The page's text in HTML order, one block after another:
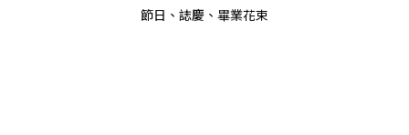
查看內容
節日、誌慶、畢業花束